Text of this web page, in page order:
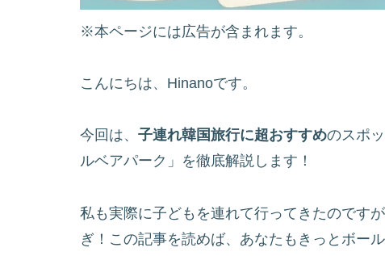
※本ページには広告が含まれます。
こんにちは、Hinanoです。
今回は、 子連れ韓国旅行に超おすすめのスポ
ルベアパーク」を徹底解説します！
私も実際に子どもを連れて行ってきたのです
ぎ！この記事を読めば、あなたもきっとボー